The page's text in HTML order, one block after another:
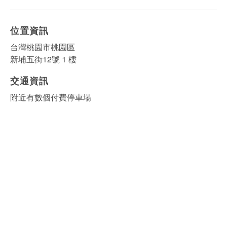
位置資訊
台灣桃園市桃園區
新埔五街12號 1 樓
交通資訊
附近有數個付費停車場